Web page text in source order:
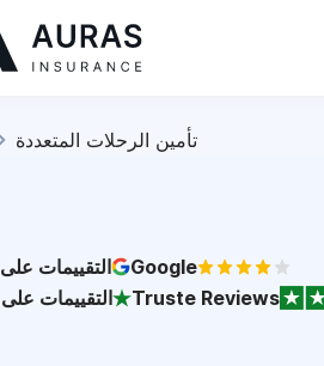
تأمين الرحلات المتعددة
التقييمات على
Google
التقييمات على Truste Reviews